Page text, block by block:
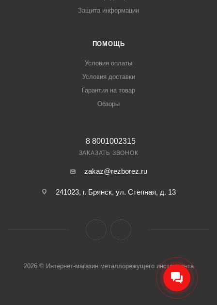
Защита информации
ПОМОЩЬ
Условия оплаты
Условия доставки
Гарантия на товар
Обзоры
8 8001002315
ЗАКАЗАТЬ ЗВОНОК
zakaz@rezborez.ru
241023, г. Брянск, ул. Степная, д. 13
2026 © Интернет-магазин металлорежущего инструмента